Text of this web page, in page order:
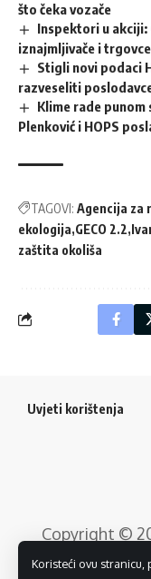
Koristeći ovu stranicu,
što čeka vozače
Inspektori u akciji:
iznajmljivače i
Stigli novi podaci
razveseliti
Klime rade
Plenković i HOPS
TAGOVI: Agencija za
ekologija GECO 2.2
zaštita okoliša
Uvjeti korištenja
Copyright ©
pridržana.